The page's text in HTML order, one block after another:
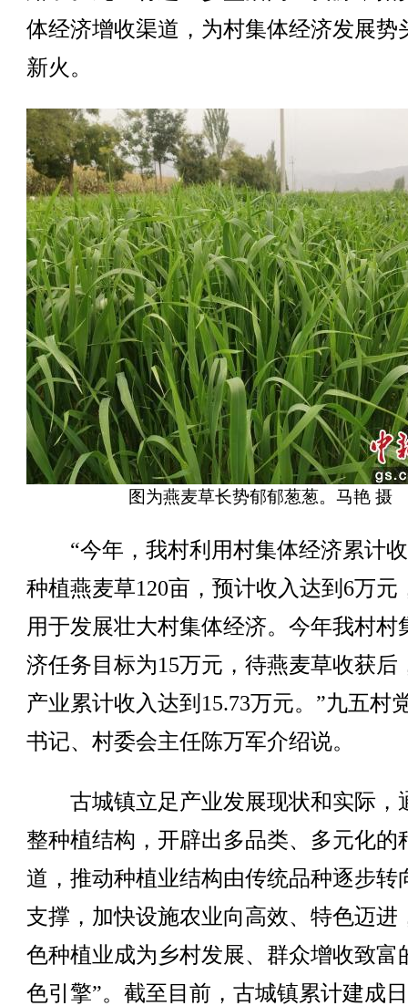
体经济增收渠道，为村集体经济发展势
新火。
图为燕麦草长势郁郁葱葱。马艳 摄
“今年，我村利用村集体经济累计
种植燕麦草120亩，预计收入达到6万元
用于发展壮大村集体经济。今年我村村
济任务目标为15万元，待燕麦草收获后
产业累计收入达到15.73万元。”九五村
书记、村委会主任陈万军介绍说。
古城镇立足产业发展现状和实际，
整种植结构，开辟出多品类、多元化的
道，推动种植业结构由传统品种逐步转
支撑，加快设施农业向高效、特色迈进
色种植业成为乡村发展、群众增收致富
色引擎”。截至目前，古城镇累计建成